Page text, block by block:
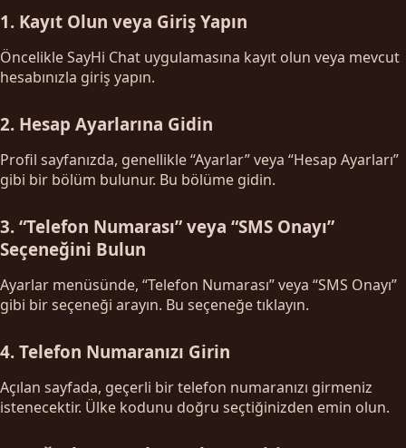
1. Kayıt Olun veya Giriş Yapın
Öncelikle SayHi Chat uygulamasına kayıt olun veya mevcut
hesabınızla giriş yapın.
2. Hesap Ayarlarına Gidin
Profil sayfanızda, genellikle “Ayarlar” veya “Hesap Ayarları”
gibi bir bölüm bulunur. Bu bölüme gidin.
3. “Telefon Numarası” veya “SMS Onayı”
Seçeneğini Bulun
Ayarlar menüsünde, “Telefon Numarası” veya “SMS Onayı”
gibi bir seçeneği arayın. Bu seçeneğe tıklayın.
4. Telefon Numaranızı Girin
Açılan sayfada, geçerli bir telefon numaranızı girmeniz
istenecektir. Ülke kodunu doğru seçtiğinizden emin olun.